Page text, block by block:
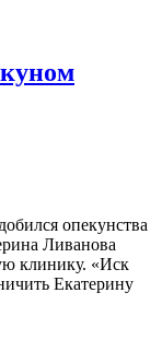
опекунства
Ливанова
клинику. «Иск
Екатерину